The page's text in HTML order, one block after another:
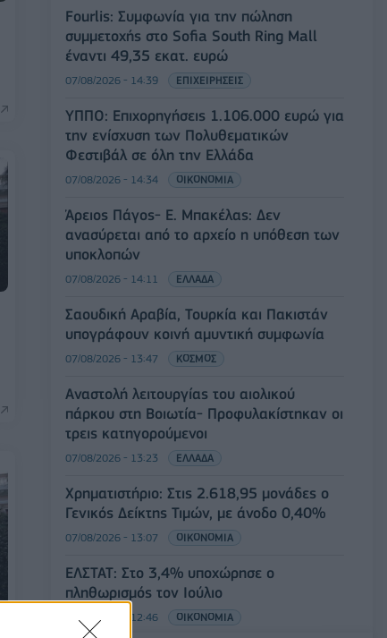
Fourlis: Συμφωνία για την πώληση
συμμετοχής στο Sofia South Ring Mall
έναντι 49,35 εκατ. ευρώ
07/08/2026 - 14:39 ΕΠΙΧΕΙΡΗΣΕΙΣ
ΥΠΠΟ: Επιχορηγήσεις 1.106.000 ευρώ για
την ενίσχυση των Πολυθεματικών
Φεστιβάλ σε όλη την Ελλάδα
07/08/2026 - 14:34 ΟΙΚΟΝΟΜΙΑ
Άρειος Πάγος- Ε. Μπακέλας: Δεν
ανασύρεται από το αρχείο η υπόθεση των
υποκλοπών
07/08/2026 - 14:11 ΕΛΛΑΔΑ
Σαουδική Αραβία, Τουρκία και Πακιστάν
υπογράφουν κοινή αμυντική συμφωνία
07/08/2026 - 13:47 ΚΟΣΜΟΣ
Αναστολή λειτουργίας του αιολικού
πάρκου στη Βοιωτία- Προφυλακίστηκαν οι
τρεις κατηγορούμενοι
07/08/2026 - 13:23 ΕΛΛΑΔΑ
Χρηματιστήριο: Στις 2.618,95 μονάδες ο
Γενικός Δείκτης Τιμών, με άνοδο 0,40%
07/08/2026 - 13:07 ΟΙΚΟΝΟΜΙΑ
ΕΛΣΤΑΤ: Στο 3,4% υποχώρησε ο
πληθωρισμός τον Ιούλιο
07/08/2026 - 12:46 ΟΙΚΟΝΟΜΙΑ